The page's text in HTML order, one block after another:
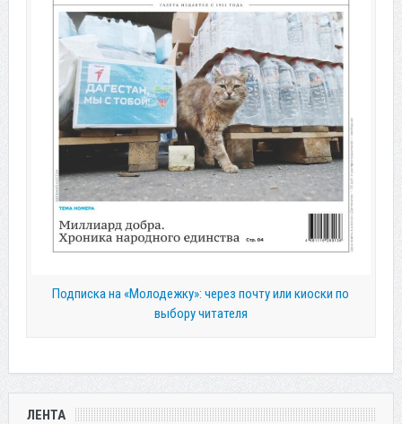
Подписка на «Молодежку»: через почту или киоски по
выбору читателя
ЛЕНТА